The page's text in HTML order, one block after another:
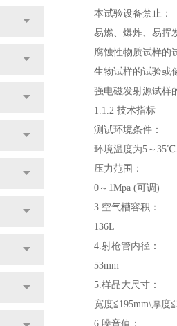
本试验设备禁止：
易燃、爆炸、易挥
腐蚀性物质试样的
生物试样的试验或
强电磁发射源试样
1.1.2 技术指标
测试环境条件：
环境温度为5～35℃
压力范围：
0～1Mpa (可调)
3.空气槽容积：
136L
4.射枪管内径：
53mm
5.样品大尺寸：
宽度≦195mm\厚度
6.噪音值：